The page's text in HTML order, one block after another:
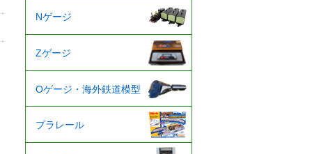
Nゲージ
Zゲージ
Oゲージ・海外鉄道模型
プラレール